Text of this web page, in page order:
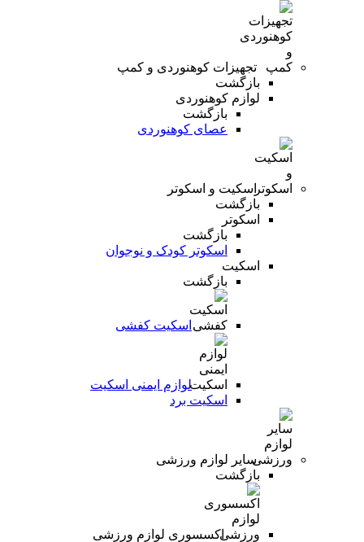
تجهیزات کوهنوردی و کمپ
بازگشت
لوازم کوهنوردی
بازگشت
عصای کوهنوردی
اسکیت و اسکوتر
بازگشت
اسکوتر
بازگشت
اسکوتر کودک و نوجوان
اسکیت
بازگشت
اسکیت کفشی
لوازم ایمنی اسکیت
اسکیت برد
سایر لوازم ورزشی
بازگشت
اکسسوری لوازم ورزشی